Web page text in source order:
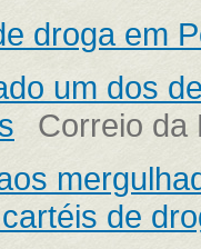
droga em
um dos
Correio da
de